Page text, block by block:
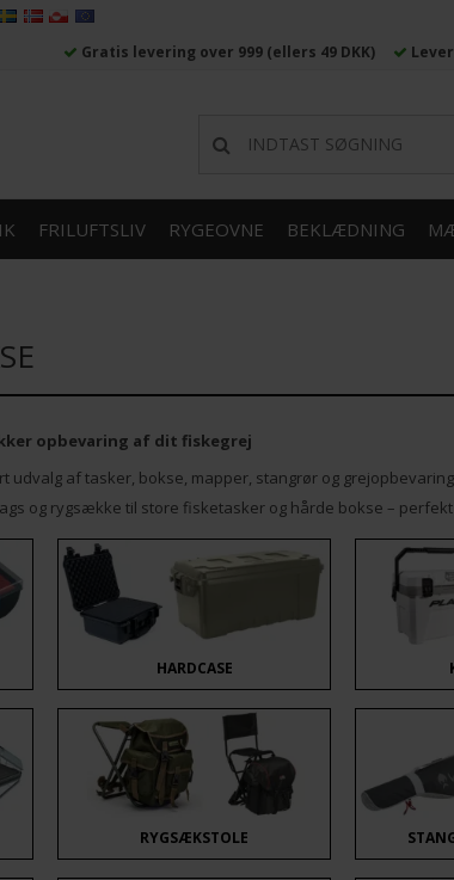
Gratis levering over 999 (ellers 49 DKK)
FRILUFTSLIV RYGEOVNE BEKLÆDNING
opbevaring af dit fiskegrej
udvalg af tasker, bokse, mapper, stangrør og
og rygsække til store fisketasker og hårde bokse –
HARDCASE
RYGSÆKSTOLE